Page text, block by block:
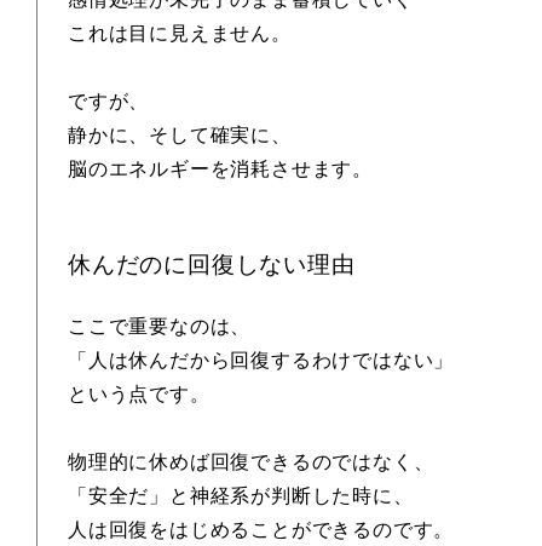
これは目に見えません。
ですが、
静かに、そして確実に、
脳のエネルギーを消耗させます。
休んだのに回復しない理由
ここで重要なのは、
「人は休んだから回復するわけではない」
という点です。
物理的に休めば回復できるのではなく、
「安全だ」と神経系が判断した時に、
人は回復をはじめることができるのです。